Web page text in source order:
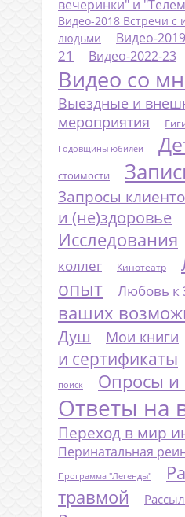
вечеринки" и
Видео-2018 Встречи с
людьми
Видео-2019
21
Видео-2022-23
Видео со
Выездные и
мероприятия
Годовщины юбилеи
стоимости
Запросы
и (не)здоровье
Исследования
коллег
Кинотеатр
опыт
Любовь к
ваших
Душ
Мои книги
и сертификаты
поиск Опросы и
Ответы на
Переход в мир
Перинатальная
Программа "Легенды"
травмой